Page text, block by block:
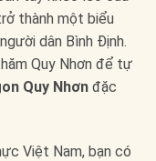
thành một biểu
dân Bình Định.
Quy Nhơn để tự
Quy Nhơn đặc
Việt Nam, bạn có